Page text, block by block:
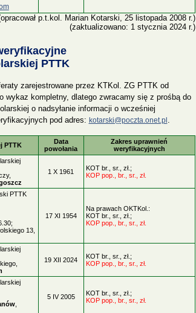
p.t.kol. Marian Kotarski, 25 listopada 2008 r.)
(zaktualizowano: 1 stycznia 2024 r.)
PTTK
zarejestrowane przez KTKol. ZG PTTK od
wykaz kompletny, dlatego zwracamy się z prośbą do
o nadsyłanie informacji o wcześniej
pod adres: kotarski@poczta.onet.pl
PTTK
Data
powołania
Zakres uprawnień
weryfikacyjnych
1 X 1961
KOT br., sr., zł.;
KOP pop., br., sr., zł.
PTTK
13,
17 XI 1954
Na prawach OKTKol.:
KOT br., sr., zł.;
KOP pop., br., sr., zł.
19 XII 2024
KOT br., sr., zł.;
KOP pop., br., sr., zł.
,
5 IV 2005
KOT br., sr., zł.;
KOP pop., br., sr., zł.